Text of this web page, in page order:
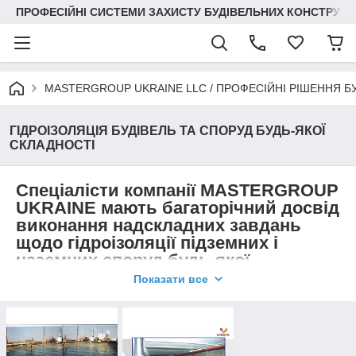
ПРОФЕСІЙНІ СИСТЕМИ ЗАХИСТУ БУДІВЕЛЬНИХ КОНСТРУКЦІЙ
MASTERGROUP UKRAINE LLC / ПРОФЕСІЙНІ РІШЕННЯ
ГІДРОІЗОЛЯЦІЯ БУДІВЕЛЬ ТА СПОРУД БУДЬ-ЯКОЇ
СКЛАДНОСТІ
Спеціалісти компанії MASTERGROUP
UKRAINE мають багаторічний досвід
виконання надскладних завдань
щодо гідроізоляції підземних і
наземних споруд будь-якої
складності різноматнітними
Гідроізоляція та антикорозійний
захист будь-яких нових і старих
Показати все